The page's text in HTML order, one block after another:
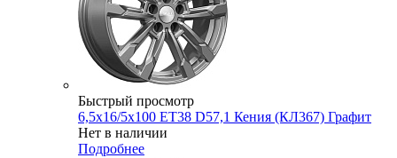
Быстрый просмотр
6,5x16/5x100 ET38 D57,1 Кения (КЛ367) Графит
Нет в наличии
Подробнее